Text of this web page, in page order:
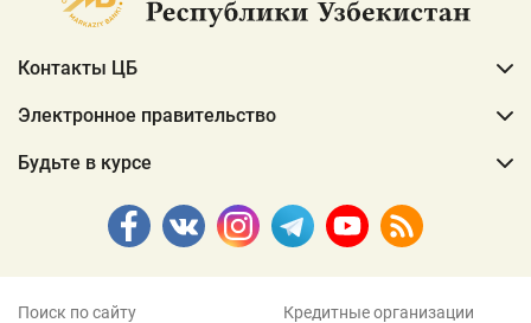
Контакты ЦБ
Электронное правительство
Будьте в курсе
Поиск по сайту Кредитные организации